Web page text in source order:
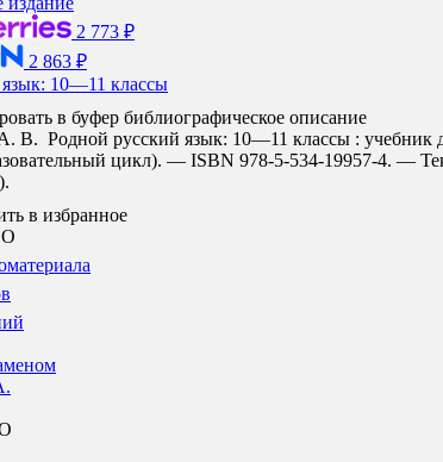
2 773 ₽
2 863 ₽
10—11 классы
в буфер библиографическое описание
В. Родной русский язык: 10—11 классы :
цикл). — ISBN 978-5-534-19957-4. —
в избранное